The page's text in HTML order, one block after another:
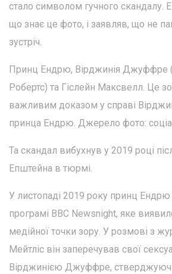
стало символом гучного скандалу.
що знає це фото, і заявляв, що не
зустріч.
Принц Ендрю, Вірджинія Джуффре
Робертс) та Гіслейн Максвелл. Це
важливим доказом у справі
принца Ендрю. Джерело фото:
Та скандал вибухнув у 2019 році
Епштейна в тюрмі.
У листопаді 2019 року принц
програмі BBC Newsnight, яке
медійної точки зору. У розмові з
Мейтліс він заперечував свої
Вірджинією Джуффре,